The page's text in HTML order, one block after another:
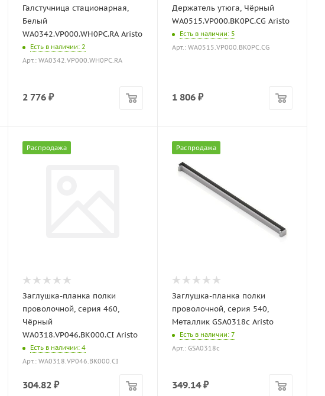
Галстучница стационарная,
Белый
WA0342.VP000.WH0PC.RA Aristo
Есть в наличии: 2
Арт.: WA0342.VP000.WH0PC.RA
2 776 ₽
Держатель утюга, Чёрный
WA0515.VP000.BK0PC.CG Aristo
Есть в наличии: 5
Арт.: WA0515.VP000.BK0PC.CG
1 806 ₽
Распродажа
Заглушка-планка полки
проволочной, серия 460,
Чёрный
WA0318.VP046.BK000.CI Aristo
Есть в наличии: 4
Арт.: WA0318.VP046.BK000.CI
304.82 ₽
Распродажа
Заглушка-планка полки
проволочной, серия 540,
Металлик GSA0318c Aristo
Есть в наличии: 7
Арт.: GSA0318с
349.14₽